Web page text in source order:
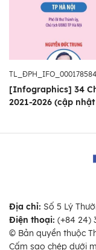
TL_ĐPH_IFO_000178584
[Infographics] 34
2021-2026 (cập
Địa chỉ: Số 5 Lý
Điện thoại: (+84 24)
© Bản quyền thuộc
Cấm sao chép dưới